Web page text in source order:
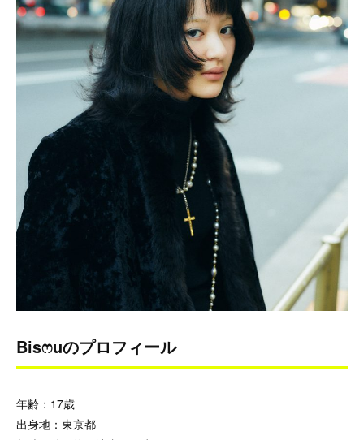
Bisෆ‪uのプロフィール
年齢：17歳
出身地：東京都